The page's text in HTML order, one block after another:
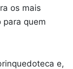
os mais
para quem
e,